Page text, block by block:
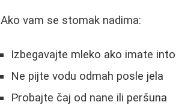
Ako vam se stomak nadima:
Izbegavajte mleko ako imate
Ne pijte vodu odmah posle jela
Probajte čaj od nane ili peršuna